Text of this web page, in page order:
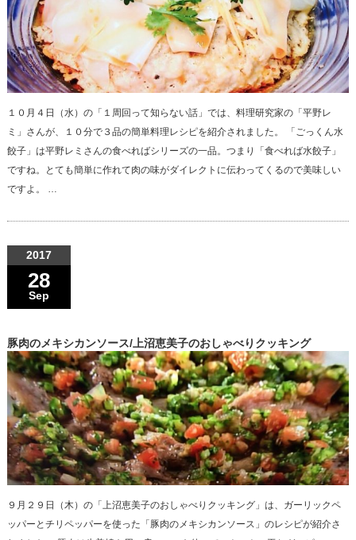
１０月４日（水）の「１周回って知らない話」では、料理研究家の「平野レ
ミ」さんが、１０分で３品の簡単料理レシピを紹介されました。 「ごっくん水
餃子」は平野レミさんの食べればシリーズの一品。つまり「食べれば水餃子」
ですね。とても簡単に作れて肉の味がダイレクトに伝わってくるので美味しい
ですよ。 …
2017
28
Sep
豚肉のメキシカンソース/上沼恵美子のおしゃべりクッキング
９月２９日（木）の「上沼恵美子のおしゃべりクッキング」は、ガーリックペ
ッパーとチリペッパーを使った「豚肉のメキシカンソース」のレシピが紹介さ